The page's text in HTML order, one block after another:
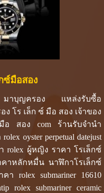
ซ์มือสอง
าบุญครอง แหล่งรับซื้อ
โร เล็ก ซ์ มือ สอง เจ้าของ
สอง com ร้านรับจำนำ
oyster perpetual datejust
rolex ผู้หญิง ราคา โรเล็กซ์
คาหลักหมื่น นาฬิกาโรเล็กซ์
า rolex submariner 16610
rolex submariner ceramic